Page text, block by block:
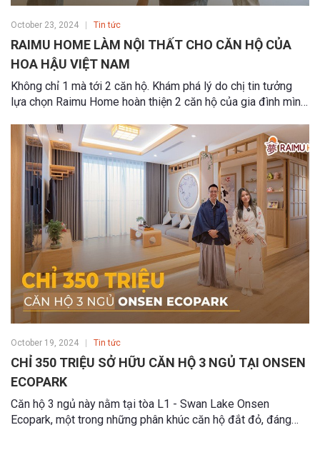
October 23, 2024 Tin tức
RAIMU HOME LÀM NỘI THẤT CHO CĂN HỘ CỦA
HOA HẬU VIỆT NAM
Không chỉ 1 mà tới 2 căn hộ. Khám phá lý do chị tin tưởng
lựa chọn Raimu Home hoàn thiện 2 căn hộ của gia đình mình
October 19, 2024 Tin tức
CHỈ 350 TRIỆU SỞ HỮU CĂN HỘ 3 NGỦ TẠI ONSEN
ECOPARK
Căn hộ 3 ngủ này nằm tại tòa L1 - Swan Lake Onsen
Ecopark, một trong những phân khúc căn hộ đắt đỏ, đáng